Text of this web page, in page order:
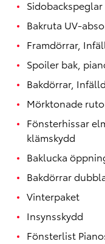
Bakruta UV-
Framdörrar,
Spoiler bak,
Bakdörrar,
Mörktonade
Fönsterhissar
klämskydd
Baklucka
Bakdörrar
Vinterpaket
Insynsskydd
Fönsterlist